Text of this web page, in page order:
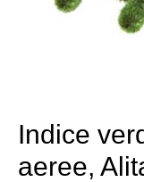
Indice
aeree,